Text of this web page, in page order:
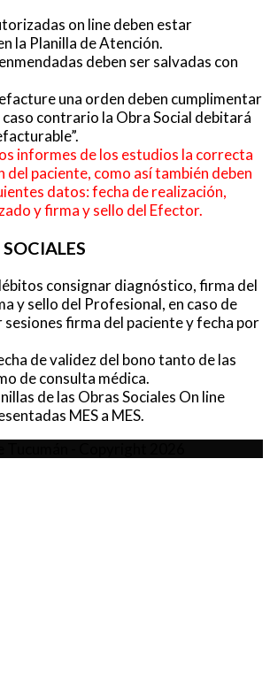
on line deben estar
la Planilla de Atención.
deben ser salvadas con
una orden deben cumplimentar
contrario la Obra Social debitará
informes de los estudios la correcta
del paciente, como así también deben
datos: fecha de realización,
y firma y sello del Efector.
consignar diagnóstico, firma del
y sello del Profesional, en caso de
firma del paciente y fecha por
de validez del bono tanto de las
de consulta médica.
de las Obras Sociales On line
MES a MES.